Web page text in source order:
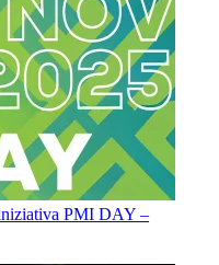
PMI DAY –